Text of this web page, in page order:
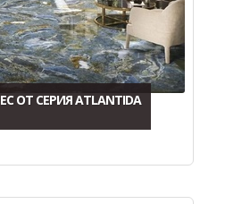
ОТ СЕРИЯ ATLANTIDA